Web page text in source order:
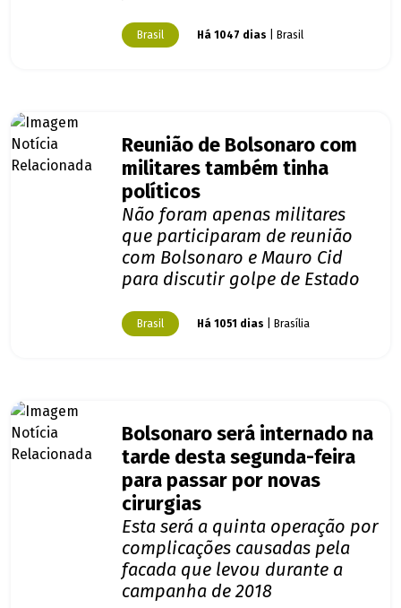
Brasil Há 1047 dias | Brasil
Reunião de Bolsonaro com
militares também tinha
políticos
Não foram apenas militares
que participaram de reunião
com Bolsonaro e Mauro Cid
para discutir golpe de Estado
Brasil Há 1051 dias | Brasília
Bolsonaro será internado na
tarde desta segunda-feira
para passar por novas
cirurgias
Esta será a quinta operação por
complicações causadas pela
facada que levou durante a
campanha de 2018